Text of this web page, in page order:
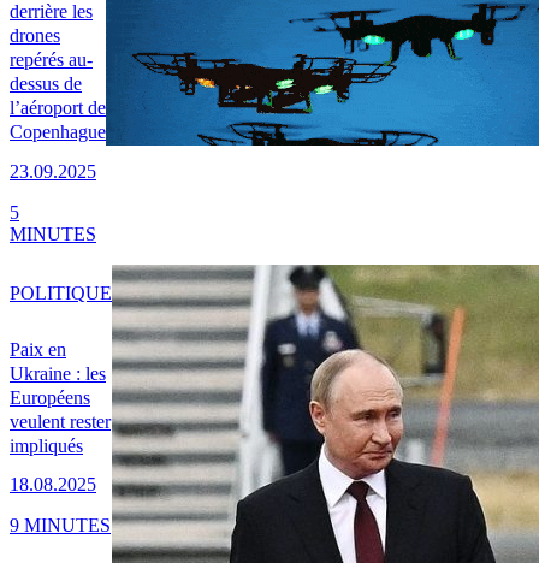
derrière les
drones
repérés au-
dessus de
l’aéroport de
Copenhague
23.09.2025
5
MINUTES
Paix en
Ukraine : les
Européens
veulent rester
impliqués
18.08.2025
POLITIQUE
9 MINUTES